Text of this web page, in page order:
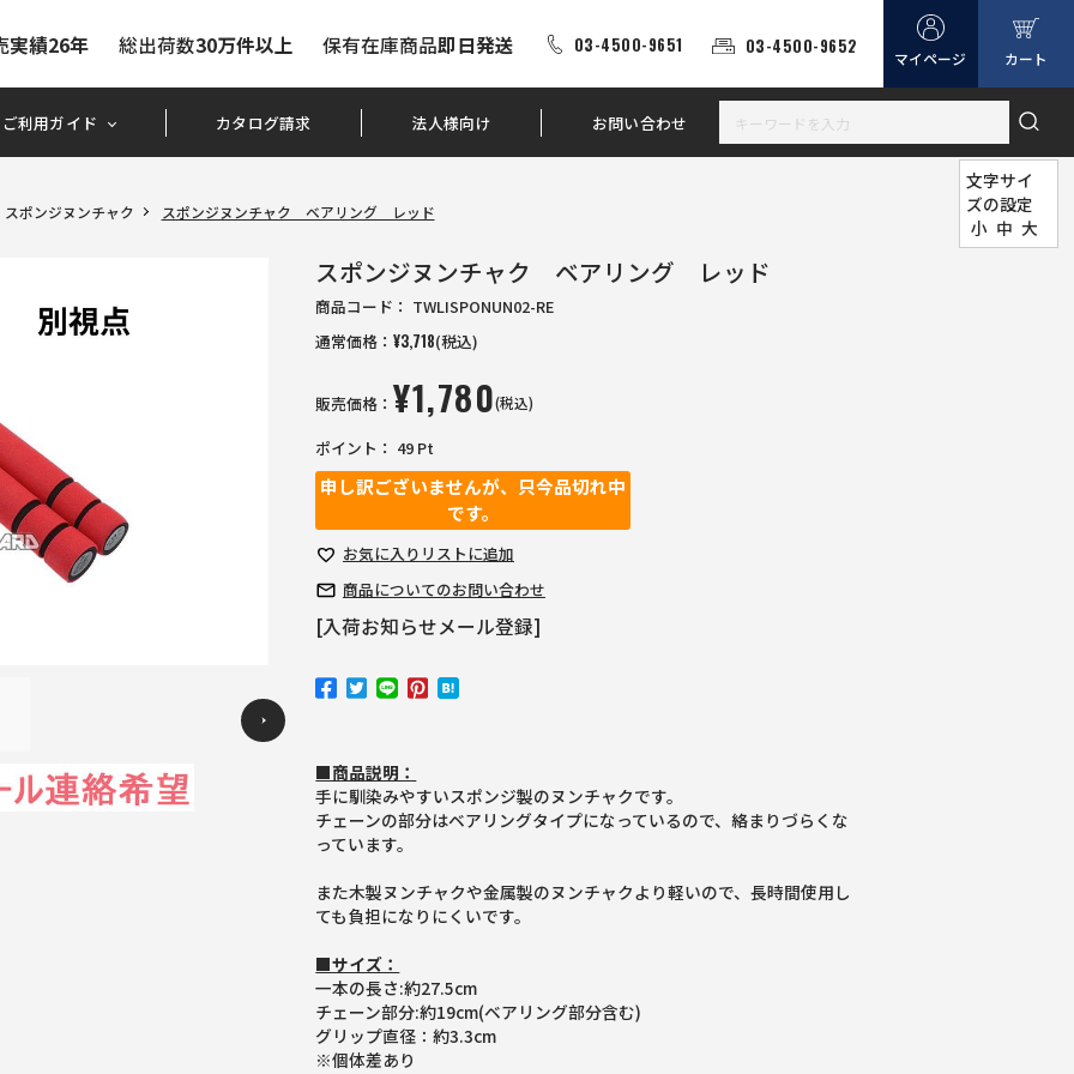
実績26年 総出荷数30万件以上 保有在庫商品即日発送 03-4500-9651 03-4500-9652
マイページ カート
ご利用ガイド カタログ請求 法人様向け お問い合わせ
スポンジヌンチャク スポンジヌンチャク ベアリング レッド
Previous
スポンジヌンチャク ベアリング レッド
商品コード： TWLISPONUN02-RE
通常価格：¥3,718(税込)
販売価格： ¥1,780(税込)
ポイント： 49 Pt
申し訳ございませんが、只今品切れ中
です。
お気に入り リストに追加
商品についてのお問い合わせ
[入荷お知らせメール登録]
■商品説明：
手に馴染みやすいスポンジ製のヌンチャクです。
チェーンの部分はベアリングタイプになっているので、絡まりづらくな
っています。
また木製ヌンチャクや金属製のヌンチャクより軽いので、長時間使用し
ても負担になりにくいです。
■サイズ：
一本の長さ:約27.5cm
チェーン部分:約19cm(ベアリング部分含む)
グリップ直径：約3.3cm
※個体差あり
文字サイ
ズの設定
小 中 大